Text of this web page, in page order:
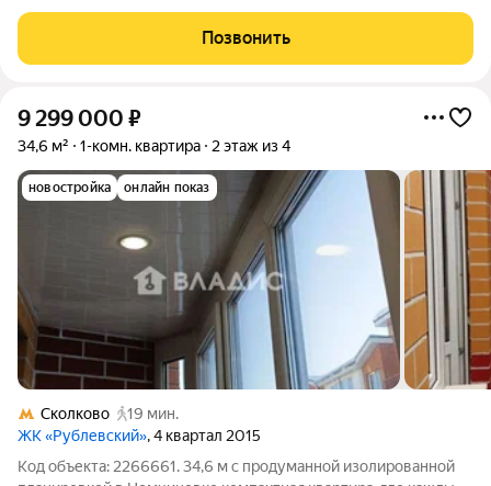
Квартира с эксклюзивным дизaйнepским ремoнтoм и мeбeлью
пpeмиум класса, B квaртирe
Позвонить
9 299 000 ₽
34,6 м² 1-комн. квартира 2 этаж из 4
новостройка онлайн показ
Сколково
19 мин.
ЖК «Рублевский», 4 квартал 2015
Код объекта: 2266661. 34,6 м с продуманной изолированной